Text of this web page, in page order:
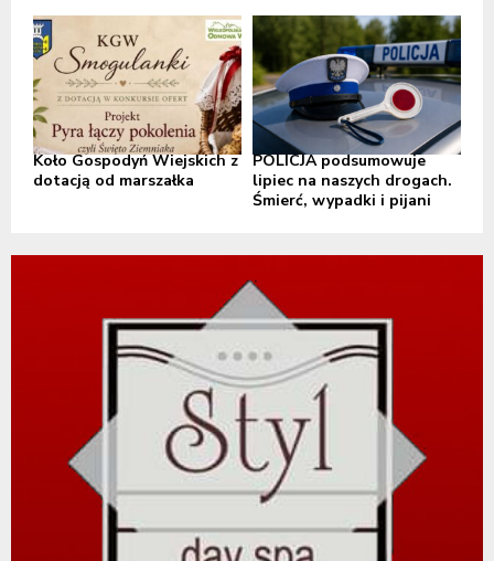
Koło Gospodyń Wiejskich z
dotacją od marszałka
POLICJA podsumowuje
lipiec na naszych drogach.
Śmierć, wypadki i pijani